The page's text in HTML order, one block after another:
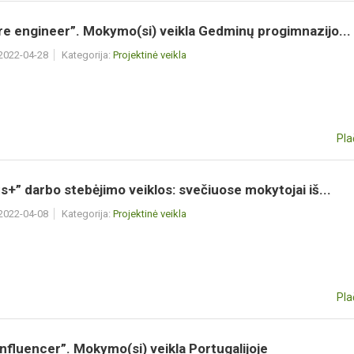
engineer”. Mokymo(si) veikla Gedminų progimnazijo...
04-28 Kategorija: Projektinė veikla
darbo stebėjimo veiklos: svečiuose mokytojai iš...
04-08 Kategorija: Projektinė veikla
Mokymo(si) veikla Portugalijoje